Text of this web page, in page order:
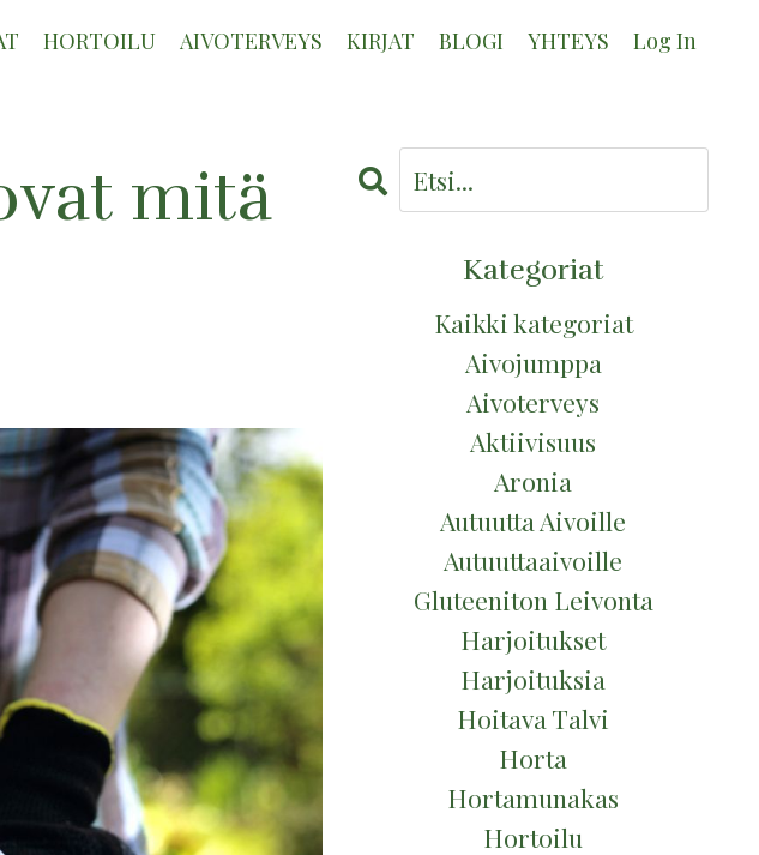
HORTOILU AIVOTERVEYS KIRJAT BLOGI YHTEYS Log In
mitä
Kategoriat
Kaikki kategoriat
Aivojumppa
Aivoterveys
Aktiivisuus
Aronia
Autuutta Aivoille
Autuuttaaivoille
Gluteeniton Leivonta
Harjoitukset
Harjoituksia
Hoitava Talvi
Horta
Hortamunakas
Hortoilu